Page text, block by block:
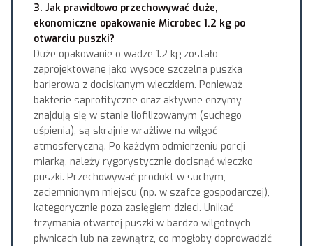
3. Jak prawidłowo przechowywać duże,
ekonomiczne opakowanie Microbec 1.2 kg po
otwarciu puszki?
Duże opakowanie o wadze 1.2 kg zostało
zaprojektowane jako wysoce szczelna puszka
barierowa z dociskanym wieczkiem. Ponieważ
bakterie saprofityczne oraz aktywne enzymy
znajdują się w stanie liofilizowanym (suchego
uśpienia), są skrajnie wrażliwe na wilgoć
atmosferyczną. Po każdym odmierzeniu porcji
miarką, należy rygorystycznie docisnąć wieczko
puszki. Przechowywać produkt w suchym,
zaciemnionym miejscu (np. w szafce gospodarczej),
kategorycznie poza zasięgiem dzieci. Unikać
trzymania otwartej puszki w bardzo wilgotnych
piwnicach lub na zewnątrz, co mogłoby doprowadzić